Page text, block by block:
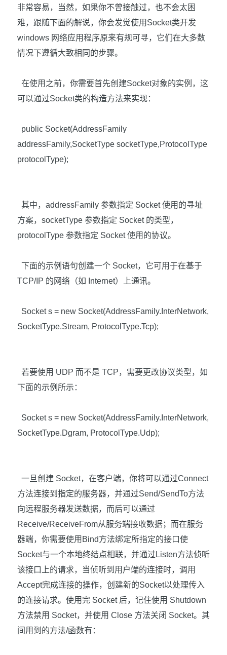
非常容易，当然，如果你不曾接触过，也不会太困
难，跟随下面的解说，你会发觉使用 Socket类开发
windows 网络应用程序原来有规可寻，它们在大多数
情况下遵循大致相同的步骤。
在使用之前，你需要首先创建Socket对象的实例，这
可以通过Socket类的构造方法来实现：
public Socket(AddressFamily
addressFamily,SocketType socketType,ProtocolType
protocolType);
其中， addressFamily 参数指定 Socket使用的寻址
方案， socketType 参数指定 Socket 的类型，
protocolType 参数指定 Socket使用的协议。
下面的示例语句创建一个 Socket，它可用于在基于
TCP/IP 的网络（如 Internet）上通讯。
Socket s = new Socket(AddressFamily.InterNetwork,
SocketType.Stream, ProtocolType.Tcp);
若要使用 UDP 而不是 TCP，需要更改协议类型，如
下面的示例所示：
Socket s = new Socket(AddressFamily.InterNetwork,
SocketType.Dgram, ProtocolType.Udp);
一旦创建 Socket，在客户端，你将可以通过Connect
方法连接到指定的服务器，并通过Send/SendTo方法
向远程服务器发送数据，而后可以通过
Receive/ReceiveFrom从服务端接收数据；而在服务
器端，你需要使用 Bind方法绑定所指定的接口使
Socket与一个本地终结点相联，并通过 Listen方法侦听
该接口上的请求，当侦听到用户端的连接时，调用
Accept完成连接的操作，创建新的Socket以处理传入
的连接请求。使用完 Socket 后，记住使用 Shutdown
方法禁用 Socket，并使用 Close 方法关闭 Socket。其
间用到的方法/函数有：